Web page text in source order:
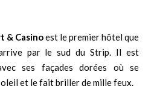
& Casinoest le premier hôtel que
par le sud du Strip. Il est
ses façades dorées où se
et le fait briller de mille feux.